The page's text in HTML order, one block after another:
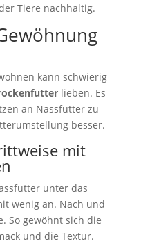
Tiere nachhaltig.
kann schwierig
lieben. Es
an Nassfutter zu
besser.
mit
unter das
wenig an. Nach und
So gewöhnt sich die
und die Textur.